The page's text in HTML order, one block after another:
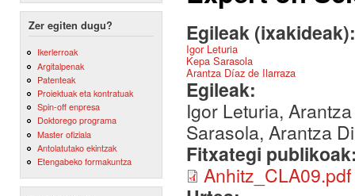
Zer egiten dugu?
Ikerlerroak
Argitalpenak
Patenteak
Proiektuak eta kontratuak
Spin-off enpresa
Doktorego programa
Master ofiziala
Antolatutako ekintzak
Etengabeko formakuntza
Egileak
Igor Leturia
Kepa Sarasola
Arantza Díaz de Ilarraza
Egileak:
Igor Leturia,
Sarasola, Arantza
Fitxategi
Anhitz_CLA09.pdf